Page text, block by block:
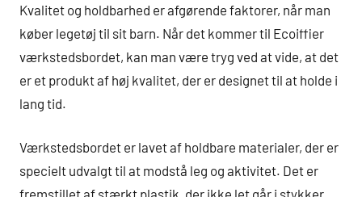
Kvalitet og holdbarhed er afgørende faktorer, når man
køber legetøj til sit barn. Når det kommer til Ecoiffier
værkstedsbordet, kan man være tryg ved at vide, at det
er et produkt af høj kvalitet, der er designet til at holde i
lang tid.
Værkstedsbordet er lavet af holdbare materialer, der er
specielt udvalgt til at modstå leg og aktivitet. Det er
fremstillet af stærkt plastik, der ikke let går i stykker